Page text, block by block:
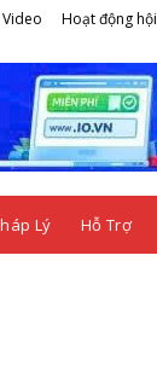
Video Hoạt động hội
Lý Hỗ Trợ